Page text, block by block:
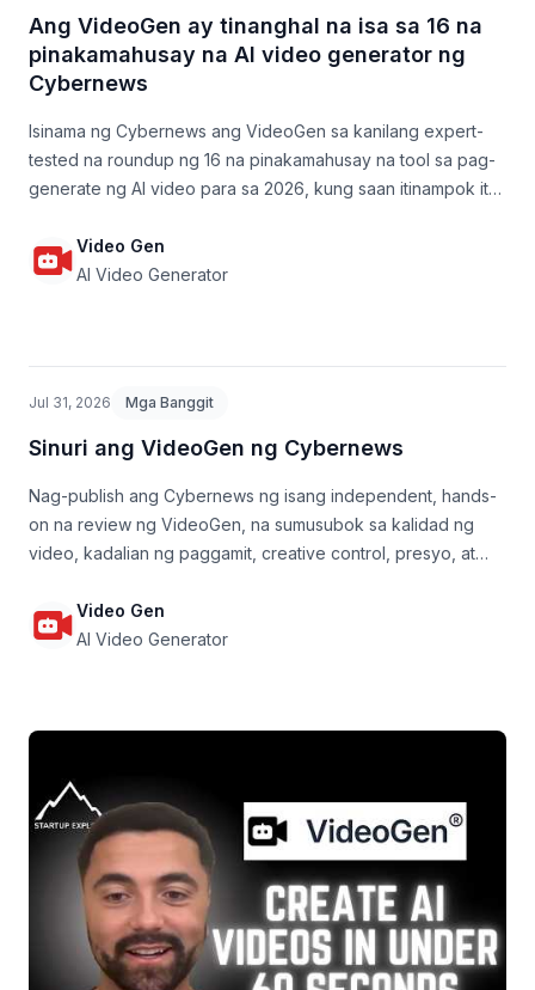
Ang VideoGen ay tinanghal na isa sa 16 na
pinakamahusay na AI video generator ng
Cybernews
Isinama ng Cybernews ang VideoGen sa kanilang expert-
tested na roundup ng 16 na pinakamahusay na tool sa pag-
generate ng AI video para sa 2026, kung saan itinampok ito
video.Video Gen
AI Video Generator
Jul 31, 2026 Mga Banggit
Sinuri ang VideoGen ng Cybernews
Nag-publish ang Cybernews ng isang independent, hands-
on na review ng VideoGen, na sumusubok sa kalidad ng
video, kadalian ng paggamit, creative control, presyo, at
Video Gen
AI Video Generator